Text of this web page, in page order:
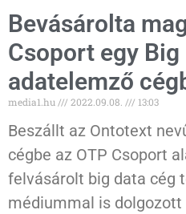
Bevásárolta
Csoport egy Big
adatelemző
media1.hu 2022.09.08. 13:03
Beszállt az Ontotext
cégbe az OTP Csoport
felvásárolt big data cég
médiummal is dolgozott